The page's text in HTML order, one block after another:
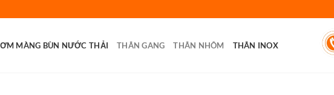
MÀNG BÙN NƯỚC THẢI THÂN GANG THÂN NHÔM THÂN INOX